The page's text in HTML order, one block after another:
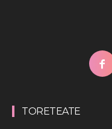
TORETEATE